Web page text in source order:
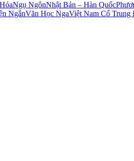
Ngụ NgônNhật Bản – Hàn Quốc
NgắnVăn Học NgaViệt Nam Cổ Trung